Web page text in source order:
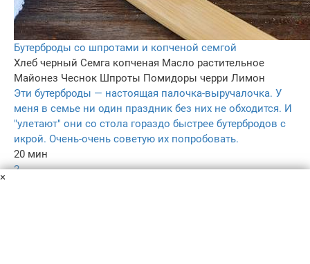
Бутерброды со шпротами и копченой семгой
Хлеб черный Семга копченая Масло растительное
Майонез Чеснок Шпроты Помидоры черри Лимон
Эти бутерброды — настоящая палочка-выручалочка. У
меня в семье ни один праздник без них не обходится. И
"улетают" они со стола гораздо быстрее бутербродов с
икрой. Очень-очень советую их попробовать.
20 мин
2
×